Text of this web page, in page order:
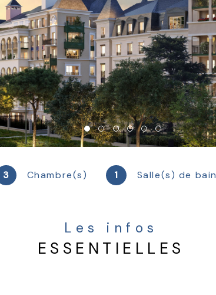
3 Chambre(s) 1 Salle(s) de bain
Les infos
ESSENTIELLES